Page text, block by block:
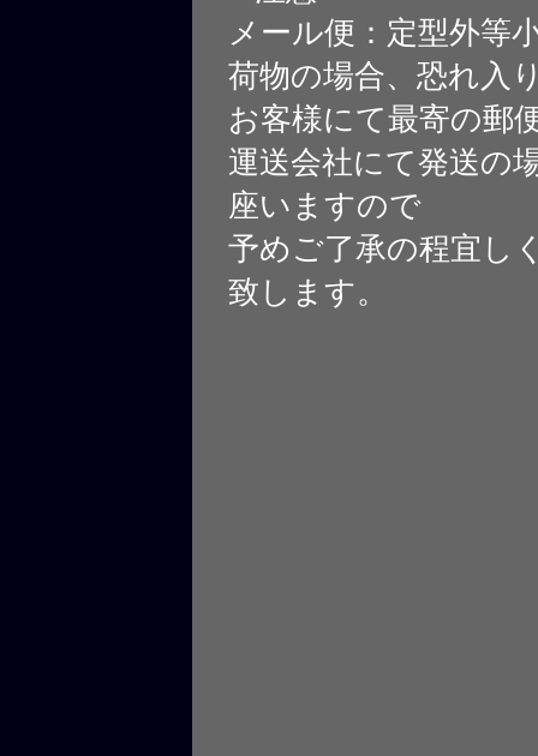
メール便：定型外等
荷物の場合、恐れ入
お客様にて最寄の郵
運送会社にて発送の
座いますので
予めご了承の程宜し
致します。